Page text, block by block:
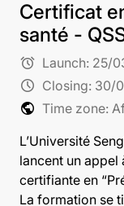
Certificat
santé -
alarm Launch: 25/
schedule Closing: 30/
public Time zone:
L’Université
lancent un
certifiante en
La formation se